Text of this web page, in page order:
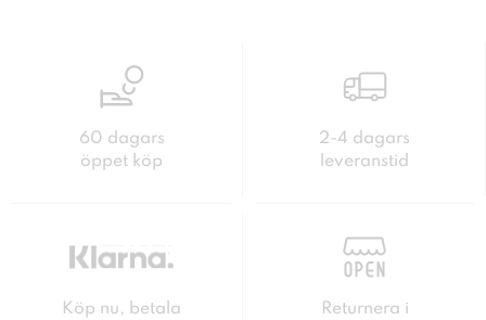
60 dagars
öppet köp
2-4 dagars
leveranstid
Köp nu, betala
Returnera i